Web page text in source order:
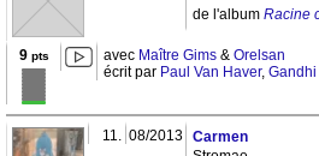
de l'album Racine
9pts avec Maître Gims & Orelsan
écrit par Paul Van Haver,
11. 08/2013 Carmen